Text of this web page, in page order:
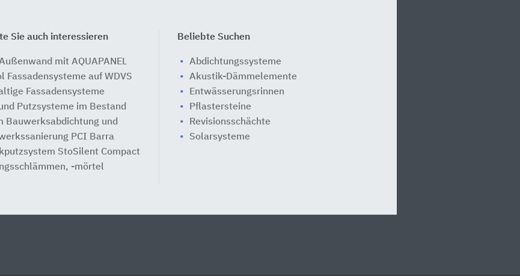
Sie auch interessieren
mit AQUAPANEL
Fassadensysteme auf WDVS
Fassadensysteme
Putzsysteme im Bestand
Bauwerksabdichtung und
PCI Barra
StoSilent Compact
-mörtel
Beliebte Suchen
Abdichtungssysteme
Akustik-Dämmelemente
Entwässerungsrinnen
Pflastersteine
Revisionsschächte
Solarsysteme